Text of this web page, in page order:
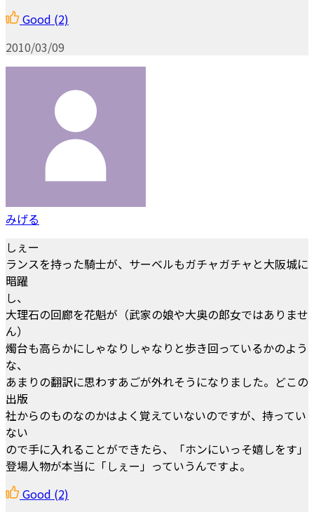
Good (2)
2010/03/09
みげる
しぇー
ランスを持った騎士が、サーベルもガチャガチャと大阪城に
暗躍
し、
大理石の回廊を花魁が（武家の娘や大奥の郎女ではありませ
ん）
燭台も高らかにしゃなりしゃなりと歩き回っているかのよう
な、
あまりの翻訳に思わすあごが外れそうになりました。どこの
出版
社からのものなのかはよく覚えていないのですが、持ってい
ない
ので手に入れることができたら、「ホンにいっそ嬉しをす」
登場人物が本当に「しぇー」っていうんですよ。
Good (2)